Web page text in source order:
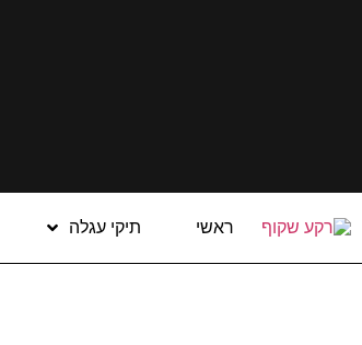
ראשי תיקי עגלה